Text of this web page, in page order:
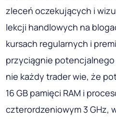
zleceń oczekujących i
lekcji handlowych na
kursach regularnych i
przyciągnie potencjalnego
nie każdy trader wie, że
16 GB pamięci RAM i
czterordzeniowym 3 GHz,